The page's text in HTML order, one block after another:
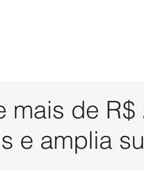
mais de R$
e amplia